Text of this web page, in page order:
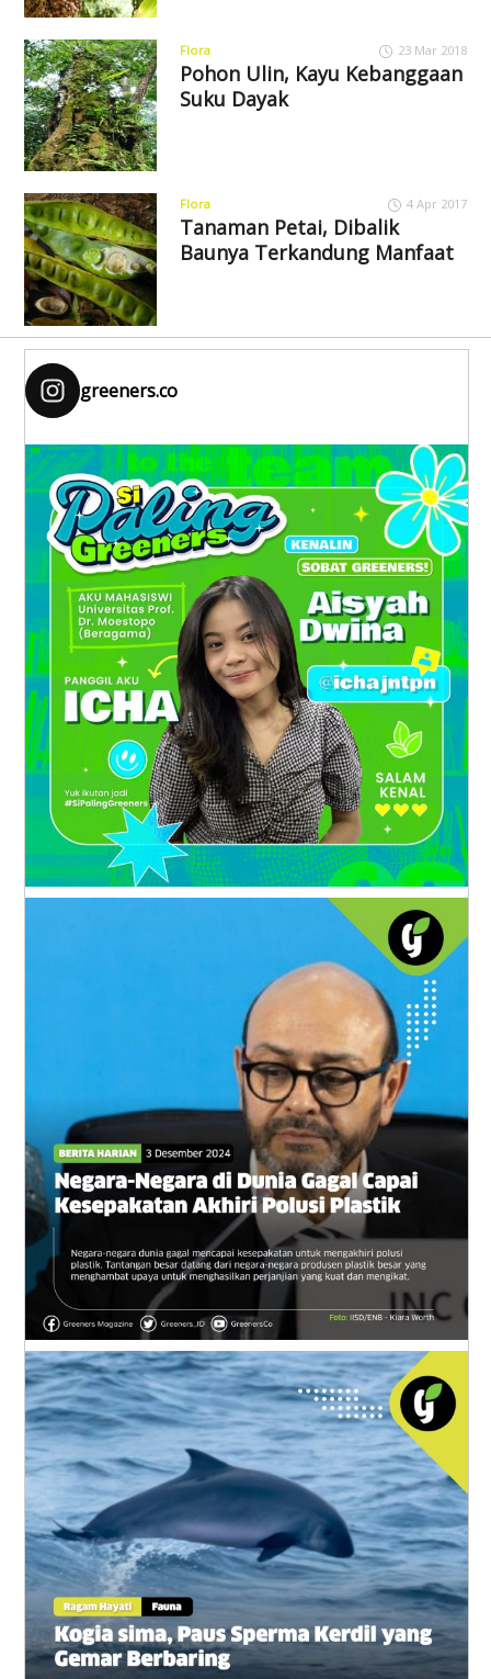
Flora 23 Mar 2018
Pohon Ulin, Kayu Kebanggaan
Suku Dayak
Flora 4 Apr 2017
Tanaman Petai, Dibalik
Baunya Terkandung Manfaat
greeners.co